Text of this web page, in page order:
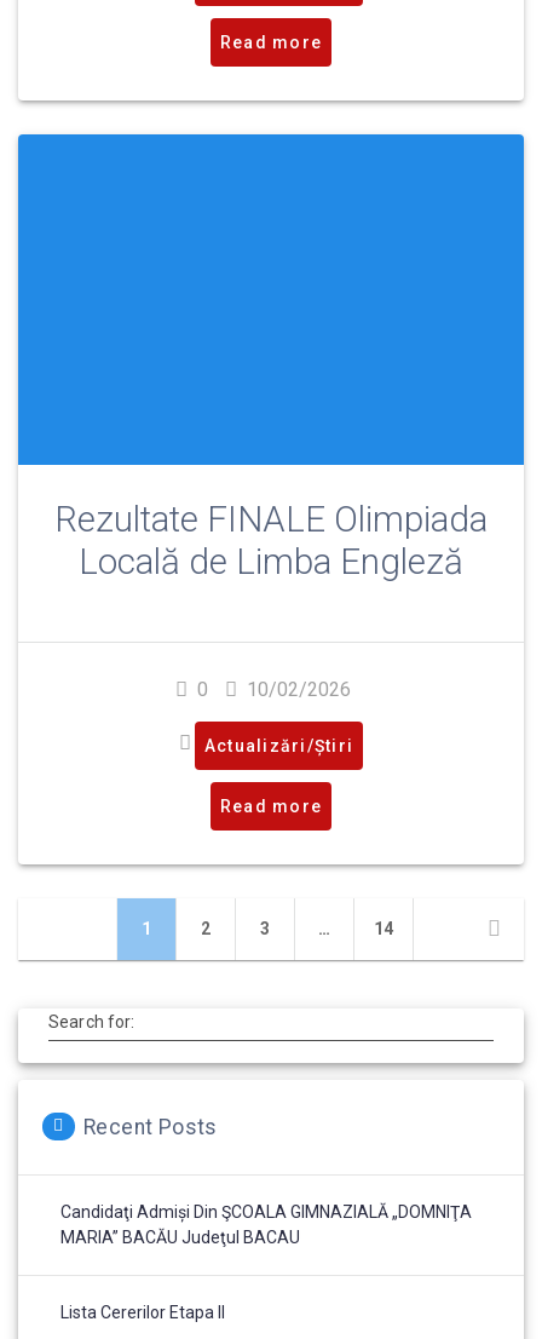
Read more
Rezultate FINALE Olimpiada
Locală de Limba Engleză
0 10/02/2026
Actualizări/Știri
Read more
1 2 3 … 14
Search for:
Recent Posts
Candidaţi Admiși Din ŞCOALA GIMNAZIALĂ „DOMNIŢA
MARIA” BACĂU Judeţul BACAU
Lista Cererilor Etapa II